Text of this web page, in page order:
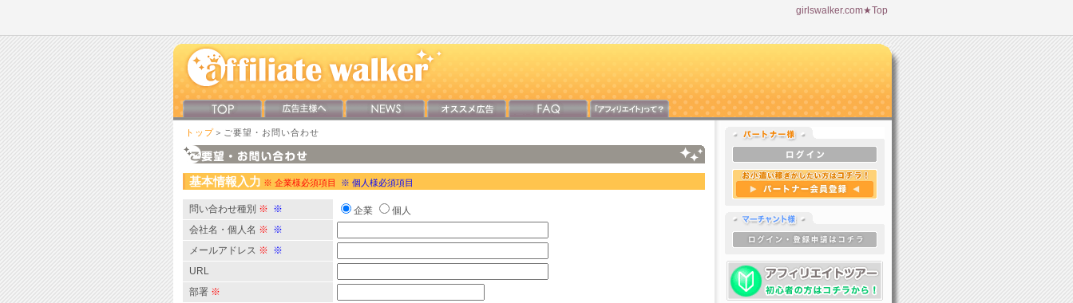
girlswalker.com★Top
トップ ＞ご要望・お問い合わせ
基本情報入力 ※ 企業様必須項目 ※ 個人様必須項目
問い合わせ種別 ※ ※ 企業
個人
会社名・個人名 ※ ※
メールアドレス ※ ※
URL
部署 ※